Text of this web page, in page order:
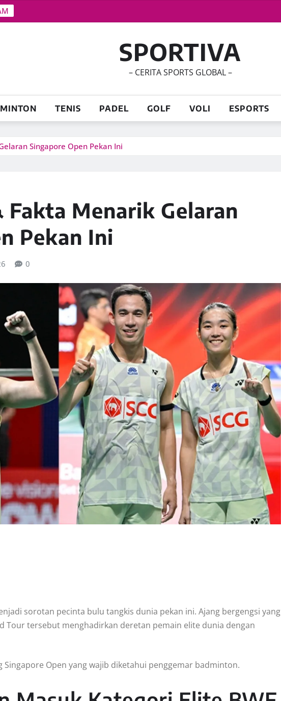
SPORTIVA
– CERITA SPORTS GLOBAL –
TENIS PADEL GOLF VOLI ESPORTS
Singapore Open Pekan Ini
Menarik Gelaran
Pekan Ini
0
sorotan pecinta bulu tangkis dunia pekan ini. Ajang bergengsi yang
Tour tersebut menghadirkan deretan pemain elite dunia dengan
Open yang wajib diketahui penggemar badminton.